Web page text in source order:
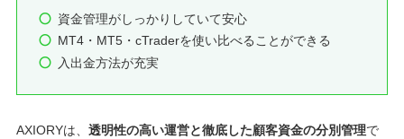
資金管理がしっかりしていて安心
MT4・MT5・cTraderを使い比べることができる
入出金方法が充実
AXIORYは、 透明性の高い運営と徹底した顧客資金の分別管理で